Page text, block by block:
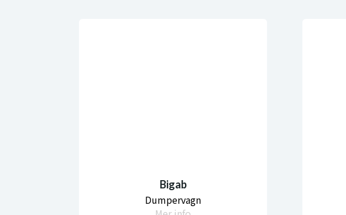
Bigab
Dumpervagn